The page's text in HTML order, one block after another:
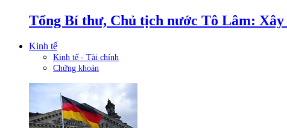
Tổng Bí thư, Chủ tịch nước Tô Lâm: Xây
Kinh tế
Kinh tế - Tài chính
Chứng khoán